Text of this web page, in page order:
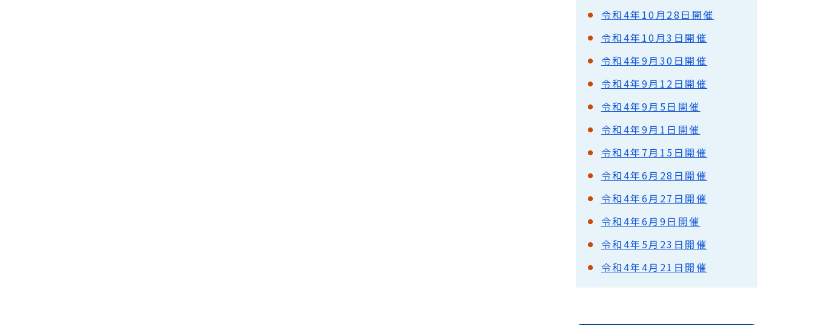
令和4年10月28日開催
令和4年10月3日開催
令和4年9月30日開催
令和4年9月12日開催
令和4年9月5日開催
令和4年9月1日開催
令和4年7月15日開催
令和4年6月28日開催
令和4年6月27日開催
令和4年6月9日開催
令和4年5月23日開催
令和4年4月21日開催